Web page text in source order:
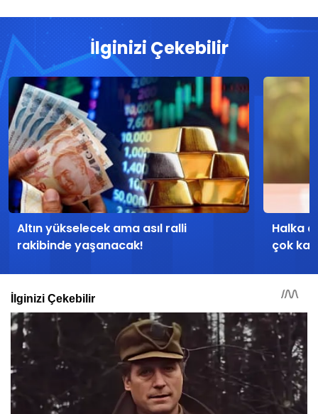
İlginizi Çekebilir
Altın yükselecek ama asıl ralli
rakibinde yaşanacak!
Halka
çok